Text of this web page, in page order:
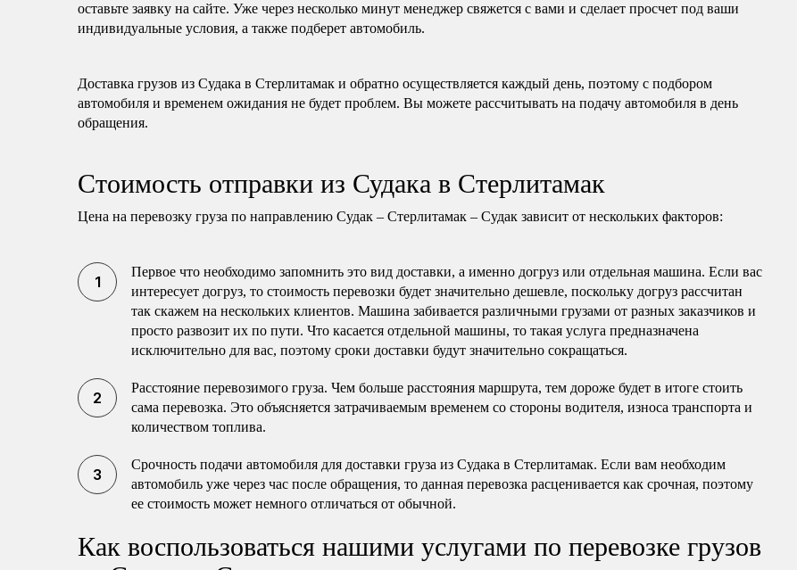
оставьте заявку на сайте. Уже через несколько минут менеджер свяжется с вами и сделает просчет под ваши
индивидуальные условия, а также подберет автомобиль.
Доставка грузов из Судака в Стерлитамак и обратно осуществляется каждый день, поэтому с подбором
автомобиля и временем ожидания не будет проблем. Вы можете рассчитывать на подачу автомобиля в день
обращения.
Стоимость отправки из Судака в Стерлитамак
Цена на перевозку груза по направлению Судак – Стерлитамак – Судак зависит от нескольких факторов:
Первое что необходимо запомнить это вид доставки, а именно догруз или отдельная машина. Если вас
интересует догруз, то стоимость перевозки будет значительно дешевле, поскольку догруз рассчитан
так скажем на нескольких клиентов. Машина забивается различными грузами от разных заказчиков и
просто развозит их по пути. Что касается отдельной машины, то такая услуга предназначена
исключительно для вас, поэтому сроки доставки будут значительно сокращаться.
Расстояние перевозимого груза. Чем больше расстояния маршрута, тем дороже будет в итоге стоить
сама перевозка. Это объясняется затрачиваемым временем со стороны водителя, износа транспорта и
количеством топлива.
Срочность подачи автомобиля для доставки груза из Судака в Стерлитамак. Если вам необходим
автомобиль уже через час после обращения, то данная перевозка расценивается как срочная, поэтому
ее стоимость может немного отличаться от обычной.
Как воспользоваться нашими услугами по перевозке грузов